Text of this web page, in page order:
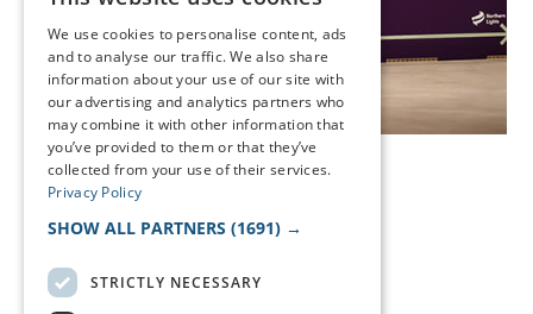
We use cookies to personalise content, ads
and to analyse our traffic. We also share
information about your use of our site with
our advertising and analytics partners who
may combine it with other information that
you’ve provided to them or that they’ve
collected from your use of their services.
Privacy Policy
SHOW ALL PARTNERS (1691) →
STRICTLY NECESSARY